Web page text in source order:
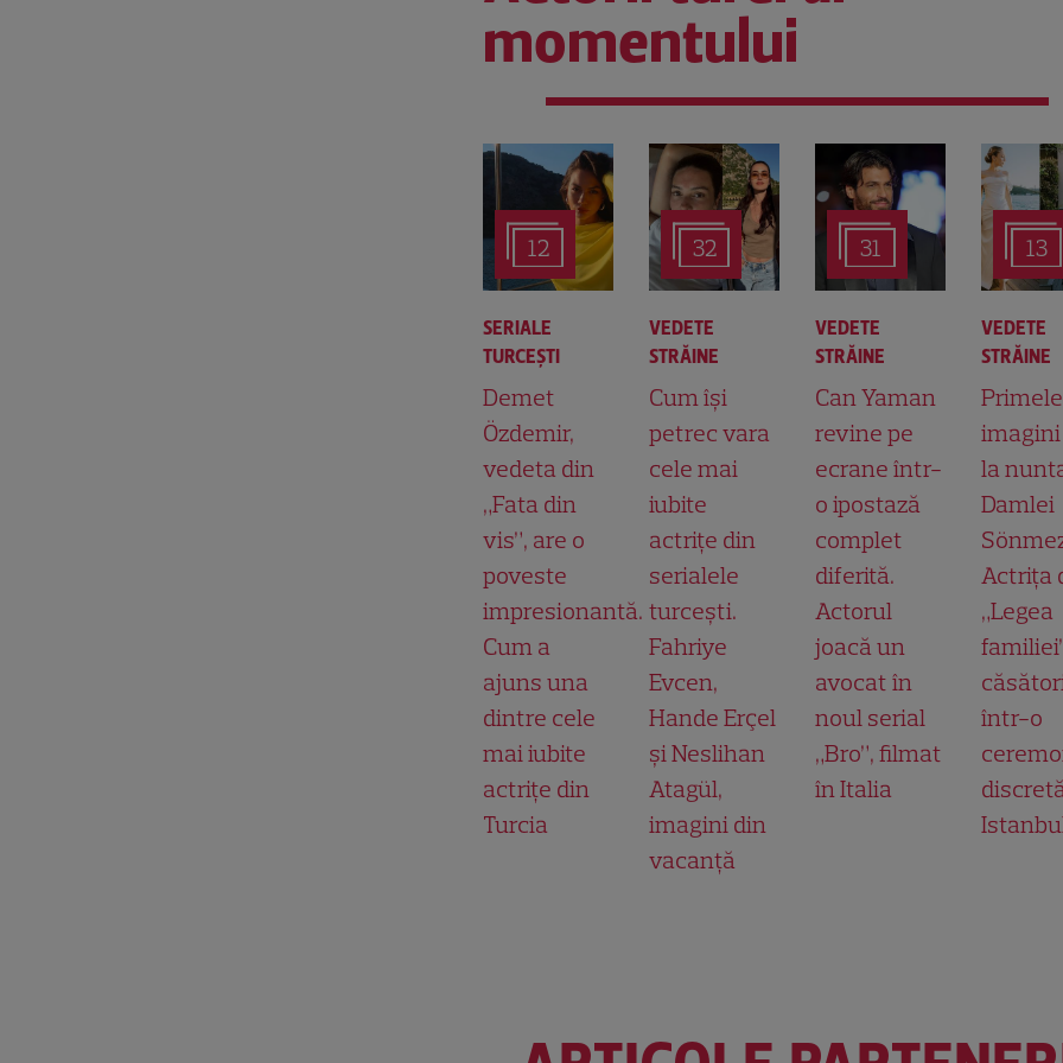
momentului
12
SERIALE
TURCEŞTI
Demet
Özdemir,
vedeta din
„Fata din
vis”, are o
poveste
impresionantă.
Cum a
ajuns una
dintre cele
mai iubite
actrițe din
Turcia
32
VEDETE
STRĂINE
Cum își
petrec vara
cele mai
iubite
actrițe din
serialele
turcești.
Fahriye
Evcen,
Hande Erçel
și Neslihan
Atagül,
imagini din
vacanță
31
VEDETE
STRĂINE
Can Yaman
revine pe
ecrane într-
o ipostază
complet
diferită.
Actorul
joacă un
avocat în
noul serial
„Bro”, filmat
în Italia
13
VEDETE
STRĂINE
Primele
la
Damlei
Actrița
„Legea
într-o